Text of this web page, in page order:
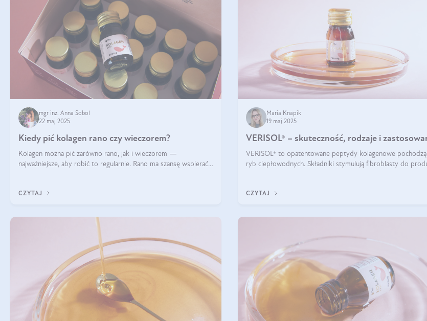
mgr inż. Anna Sobol
22 maj 2025
Kiedy pić kolagen rano czy wieczorem?
Kolagen można pić zarówno rano, jak i wieczorem —
najważniejsze, aby robić to regularnie. Rano ma szansę wspierać
CZYTAJ
Maria Knapik
19 maj 2025
VERISOL® – skuteczność, rodzaje i
VERISOL® to opatentowane peptydy kolagenowe
ryb ciepłowodnych. Składniki stymulują fibroblasty do produkcji
komórek skóry.
CZYTAJ